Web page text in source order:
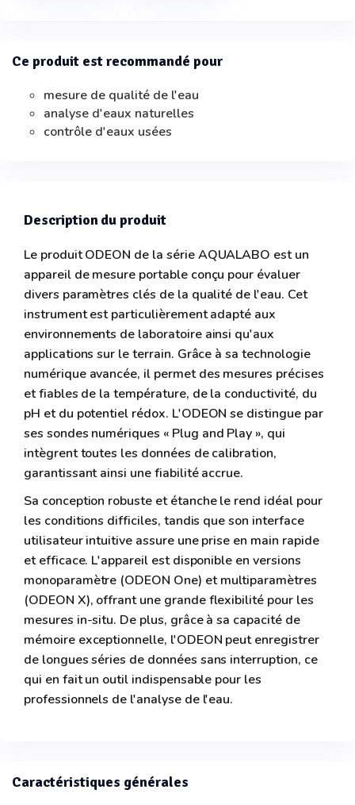
Ce produit est recommandé pour
mesure de qualité de l'eau
analyse d'eaux naturelles
contrôle d'eaux usées
Description du produit
Le produit ODEON de la série AQUALABO est un
appareil de mesure portable conçu pour évaluer
divers paramètres clés de la qualité de l'eau. Cet
instrument est particulièrement adapté aux
environnements de laboratoire ainsi qu'aux
applications sur le terrain. Grâce à sa technologie
numérique avancée, il permet des mesures précises
et fiables de la température, de la conductivité, du
pH et du potentiel rédox. L'ODEON se distingue par
ses sondes numériques « Plug and Play », qui
intègrent toutes les données de calibration,
garantissant ainsi une fiabilité accrue.
Sa conception robuste et étanche le rend idéal pour
les conditions difficiles, tandis que son interface
utilisateur intuitive assure une prise en main rapide
et efficace. L'appareil est disponible en versions
monoparamètre (ODEON One) et multiparamètres
(ODEON X), offrant une grande flexibilité pour les
mesures in-situ. De plus, grâce à sa capacité de
mémoire exceptionnelle, l'ODEON peut enregistrer
de longues séries de données sans interruption, ce
qui en fait un outil indispensable pour les
professionnels de l'analyse de l'eau.
Caractéristiques générales